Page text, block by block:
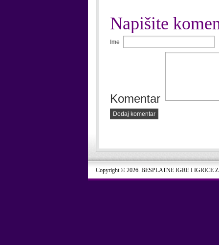
Napišite
Ime
Komentar
Dodaj komentar
Copyright © 2026. BESPLATNE IGRE I IGRICE